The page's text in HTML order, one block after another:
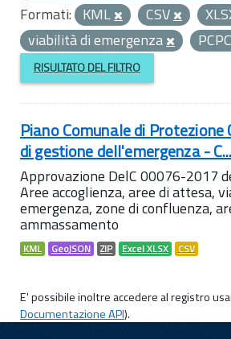
Formati: KML CSV
viabilità di emergenza
PCPC
RISULTATO DEL FILTRO
Piano Comunale di Protezione
di gestione dell'emergenza - C...
Approvazione DelC 00076-2017
Aree accoglienza, aree di attesa,
emergenza, zone di confluenza,
ammassamento
KML GeoJSON ZIP Excel XLSX CSV
E' possibile inoltre accedere al registro
Documentazione API).